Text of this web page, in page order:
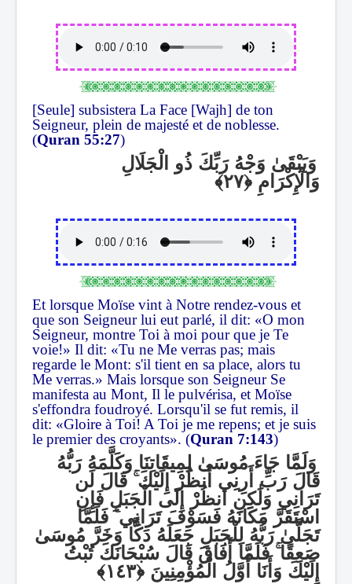
[Seule] subsistera La Face [Wajh] de ton
Seigneur, plein de majesté et de noblesse.
(Quran 55:27)
وَيَبْقَىٰ وَجْهُ رَبِّكَ ذُو الْجَلَالِ
وَالْإِكْرَامِ
Et lorsque Moïse vint à Notre rendez-vous et
que son Seigneur lui eut parlé, il dit: «O mon
Seigneur, montre Toi à moi pour que je Te
voie!» Il dit: «Tu ne Me verras pas; mais
regarde le Mont: s'il tient en sa place, alors tu
Me verras.» Mais lorsque son Seigneur Se
manifesta au Mont, Il le pulvérisa, et Moïse
s'effondra foudroyé. Lorsqu'il se fut remis, il
dit: «Gloire à Toi! A Toi je me repens; et je suis
le premier des croyants». (Quran 7:143)
وَلَمَّا جَاءَ مُوسَىٰ لِمِيقَاتِنَا وَكَلَّمَهُ رَبُّهُ
قَالَ رَبِّ أَرِنِي أَنظُرْ إِلَيْكَۚقَالَ لَن
تَرَانِي وَلَٰكِنِ انظُرْ إِلَى الْجَبَلِ فَإِنِ
اسْتَقَرَّ مَكَانَهُ فَسَوْفَ تَرَانِيۚفَلَمَّا
تَجَلَّىٰ رَبُّهُ لِلْجَبَلِ جَعَلَهُ دَكًّا وَخَرَّ مُوسَىٰ
صَعِقًاۚفَلَمَّا أَفَاقَ قَالَ سُبْحَانَكَ تُبْتُ
إِلَيْكَ وَأَنَا أَوَّلُ الْمُؤْمِنِينَ